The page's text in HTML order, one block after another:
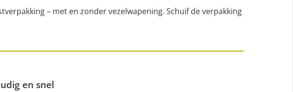
– met en zonder vezelwapening. Schuif de verpakking
en snel